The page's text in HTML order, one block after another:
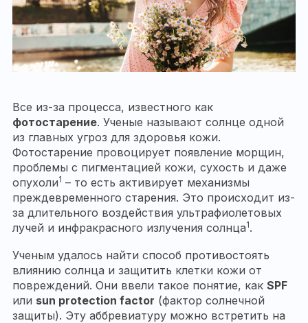
Все из-за процесса, известного как
фотостарение. Ученые называют солнце одной
из главных угроз для здоровья кожи.
Фотостарение провоцирует появление морщин,
проблемы с пигментацией кожи, сухость и даже
опухоли1 – то есть активирует механизмы
преждевременного старения. Это происходит из-
за длительного воздействия ультрафиолетовых
лучей и инфракрасного излучения солнца1.
Ученым удалось найти способ противостоять
влиянию солнца и защитить клетки кожи от
повреждений. Они ввели такое понятие, как SPF
или sun protection factor (фактор солнечной
защиты). Эту аббревиатуру можно встретить на